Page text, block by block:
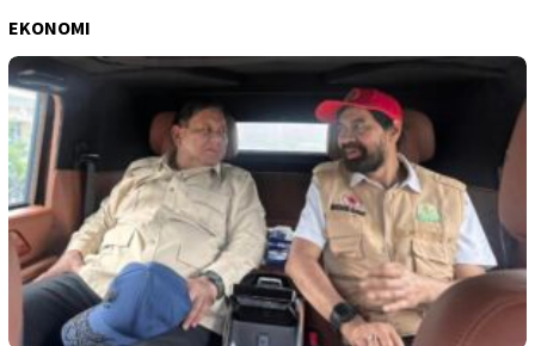
EKONOMI